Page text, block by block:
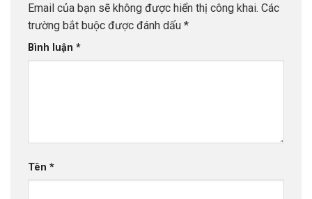
Email của bạn sẽ không được hiển thị công khai. Các
trường bắt buộc được đánh dấu *
Bình luận *
Tên *